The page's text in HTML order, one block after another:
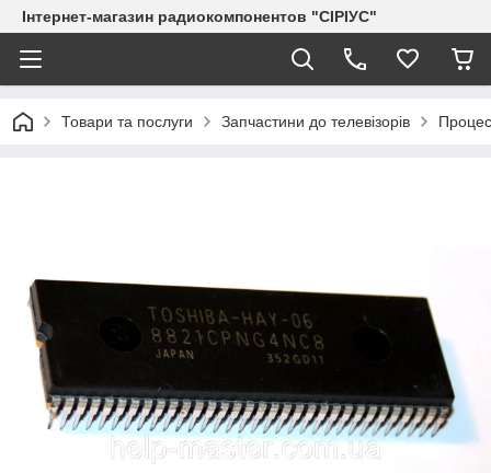
Інтернет-магазин радиокомпонентов "СІРІУС"
Товари та послуги Запчастини до телевізорів